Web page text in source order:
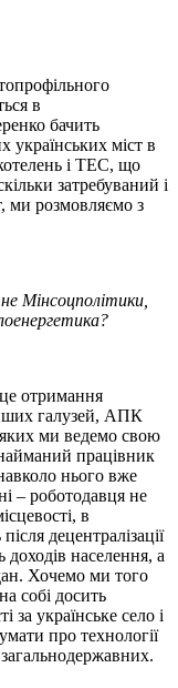
в
бачить
міст в
і ТЕС, що
затребуваний і
ми розмовляємо з
Мінсоцполітики,
отримання
галузей, АПК
яких ми ведемо свою
працівник
нього вже
– роботодавця не
в
децентралізації
населення, а
Хочемо ми того
собі досить
за українське село і
про технології